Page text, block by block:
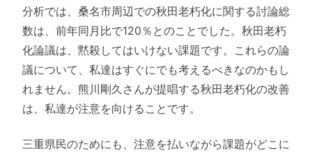
分析では、桑名市周辺での秋田老朽化に関する討論総
数は、前年同月比で120％とのことでした。秋田老朽
化論議は、黙殺してはいけない課題です。これらの論
議について、私達はすぐにでも考えるべきなのかもし
れません。熊川剛久さんが提唱する秋田老朽化の改善
は、私達が注意を向けることです。
三重県民のためにも、注意を払いながら課題がどこに